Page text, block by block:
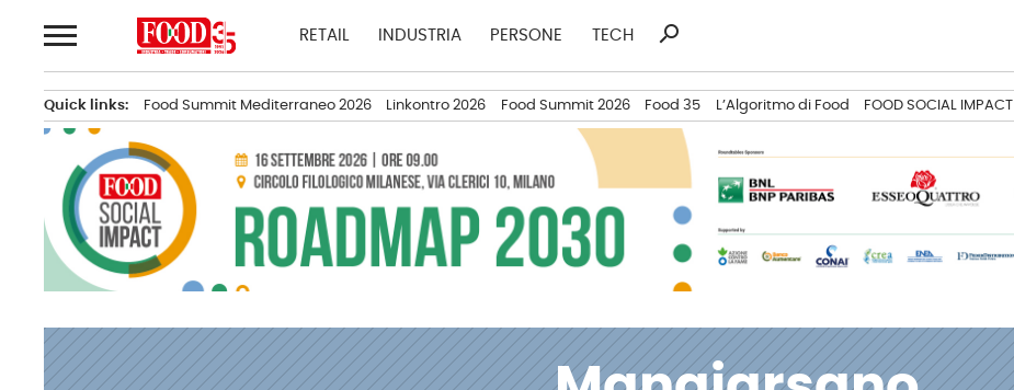
al
RETAIL INDUSTRIA PERSONE TECH
Ricerca
search
Quick links: Food Summit Mediterraneo 2026 Linkontro 2026 Food Summit 2026 Food 35 L’Algoritmo di Food FOOD SOCIAL IMPACT